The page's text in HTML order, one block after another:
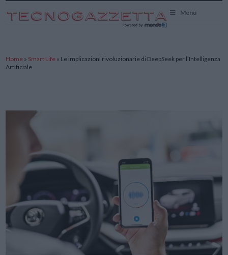
Menu
Home » Smart Life » Le implicazioni rivoluzionarie di DeepSeek per l’Intelligenza
Artificiale